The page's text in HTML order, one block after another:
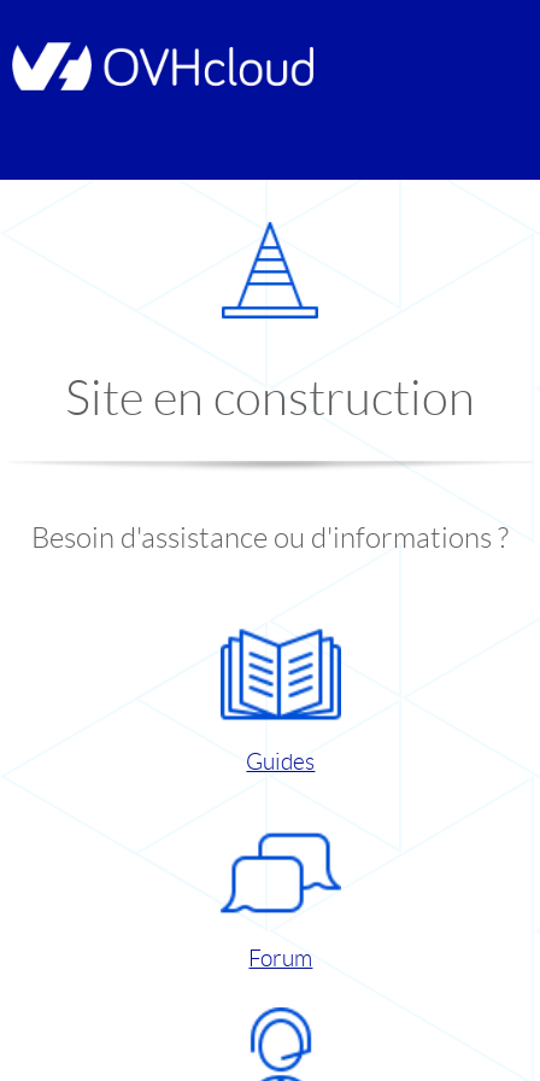
Site en construction
Besoin d'assistance ou d'informations ?
Guides
Forum